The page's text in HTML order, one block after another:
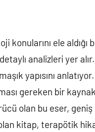
konularını ele aldığı
analizleri yer
yapısını
gereken bir
olan bu eser,
kitap, terapötik